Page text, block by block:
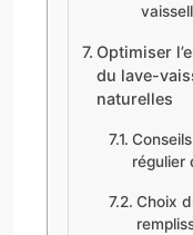
Optimiser
du lave-
naturelles
régulier
Choix